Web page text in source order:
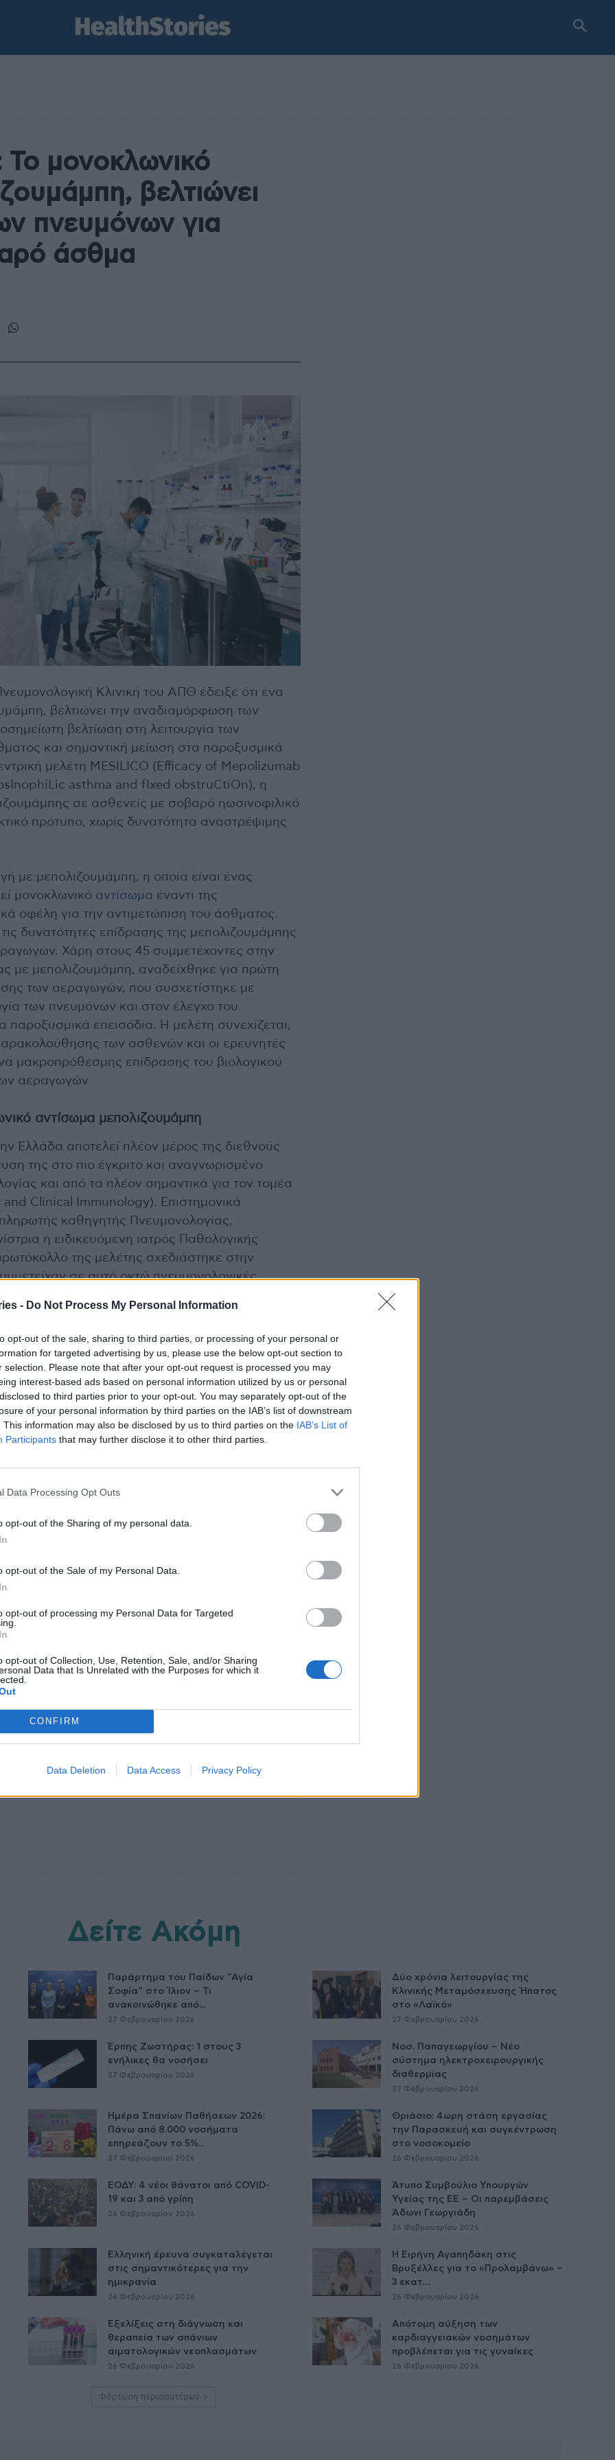
- Do Not Process My Personal Information
opt-out of the sale, sharing to third parties, or processing of your personal or
for targeted advertising by us, please use the below opt-out section to
selection. Please note that after your opt-out request is processed you may
interest-based ads based on personal information utilized by us or personal
to third parties prior to your opt-out. You may separately opt-out of the
of your personal information by third parties on the IAB’s list of downstream
This information may also be disclosed by us to third parties on the IAB’s List of
Participants that may further disclose it to other third parties.
Data Processing Opt Outs
opt-out of the Sharing of my personal data.
opt-out of the Sale of my Personal Data.
opt-out of processing my Personal Data for Targeted
opt-out of Collection, Use, Retention, Sale, and/or Sharing
Data that Is Unrelated with the Purposes for which it
CONFIRM
Data Deletion Data Access Privacy Policy
Το μονοκλωνικό
βελτιώνει
πνευμόνων για
άσθμα
Κλινική του ΑΠΘ έδειξε ότι ένα
βελτιώνει την αναδιαμόρφωση των
βελτίωση στη λειτουργία των
και σημαντική μείωση στα παροξυσμικά
μελέτη MESILICO (Efficacy of Mepolizumab
asthma and fIxed obstruCtiOn), η
σε ασθενείς με σοβαρό ηωσινοφιλικό
πρότυπο, χωρίς δυνατότητα αναστρέψιμης
με μεπολιζουμάμπη, η οποία είναι ένας
μονοκλωνικό αντίσωμα έναντι της
οφέλη για την αντιμετώπιση του άσθματος.
δυνατότητες επίδρασης της μεπολιζουμάμπης
Χάρη στους 45 συμμετέχοντες στην
με μεπολιζουμάμπη, αναδείχθηκε για πρώτη
των αεραγωγών, που συσχετίστηκε με
των πνευμόνων και στον έλεγχο του
επεισόδια. Η μελέτη συνεχίζεται,
των ασθενών και οι ερευνητές
μακροπρόθεσμης επίδρασης του βιολογικού
αεραγωγών
αντίσωμα μεπολιζουμάμπη
Ελλάδα αποτελεί πλέον μέρος της διεθνούς
της στο πιο έγκριτο και αναγνωρισμένο
και από τα πλέον σημαντικά για τον τομέα
Clinical Immunology). Επιστημονικά
καθηγητής Πνευμονολογίας,
η ειδικευόμενη ιατρός Παθολογικής
της μελέτης σχεδιάστηκε στην
σε αυτό οκτώ πνευμονολογικές
νόσος που συνδέεται με την μεταβολή
δηλαδή την αποκαλούμενη «αναδιαμόρφωση
πίσω από αυτή την αναδιαμόρφωση
κυτταρική και μοριακή μεταβολή είναι σήμερα
Κλινική του νοσοκομείου Παπανικολάου
(ηλεκτρονικό ραντεβού
του Αναπνευστικού.
HS μετά την παραίτηση
Ανακοίνωσε απολύσεις, μετά την αποχώρηση
Δείτε Ακόμη
Παράρτημα του Παίδων “Αγία
Σοφία” στο Ίλιον – Τι
ανακοινώθηκε από...
27 Φεβρουαρίου 2026
Δύο χρόνια λειτουργίας της
Κλινικής Μεταμόσχευσης Ήπατος
στο «Λαϊκό»
27 Φεβρουαρίου 2026
Έρπης Ζωστήρας: 1 στους 3
ενήλικες θα νοσήσει
27 Φεβρουαρίου 2026
Νοσ. Παπαγεωργίου – Νέο
σύστημα ηλεκτροχειρουργικής
διαθερμίας
27 Φεβρουαρίου 2026
Ημέρα Σπανίων Παθήσεων 2026:
Πάνω από 8.000 νοσήματα
επηρεάζουν το 5%...
27 Φεβρουαρίου 2026
Θριάσιο: 4ωρη στάση εργασίας
την Παρασκευή και συγκέντρωση
στο νοσοκομείο
26 Φεβρουαρίου 2026
ΕΟΔΥ: 4 νέοι θάνατοι από COVID-
19 και 3 από γρίπη
26 Φεβρουαρίου 2026
Άτυπο Συμβούλιο Υπουργών
Υγείας της ΕE – Οι παρεμβάσεις
Άδωνι Γεωργιάδη
26 Φεβρουαρίου 2026
Ελληνική έρευνα συγκαταλέγεται
στις σημαντικότερες για την
ημικρανία
26 Φεβρουαρίου 2026
Η Ειρήνη Αγαπηδάκη στις
Βρυξέλλες για το «Προλαμβάνω» –
3 εκατ....
26 Φεβρουαρίου 2026
Εξελίξεις στη διάγνωση και
θεραπεία των σπάνιων
αιματολογικών νεοπλασμάτων
26 Φεβρουαρίου 2026
Απότομη αύξηση των
καρδιαγγειακών νοσημάτων
προβλέπεται για τις γυναίκες
26 Φεβρουαρίου 2026
Φόρτωση περισσοτέρων